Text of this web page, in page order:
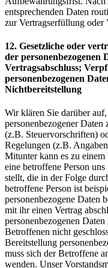
entsprechenden Daten
zur Vertragserfüllung oder
12. Gesetzliche oder
der
Vertragsabschluss;
personenbezogenen
Nichtbereitstellung
Wir klären Sie darüber
personenbezogener
(z.B. Steuervorschriften)
Regelungen (z.B.
Mitunter kann es zu einem
eine betroffene Person
stellt, die in der Folge
betroffene Person ist
personenbezogene Daten
mit ihr einen Vertrag
personenbezogenen
Betroffenen nicht
Bereitstellung
muss sich der Betroffene
wenden. Unser